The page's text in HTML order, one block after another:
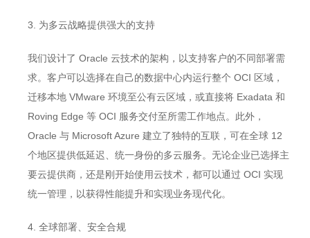
3. 为多云战略提供强大的支持
我们设计了 Oracle 云技术的架构，以支持客户的不同部署需
求。客户可以选择在自己的数据中心内运行整个 OCI 区域，
迁移本地 VMware 环境至公有云区域，或直接将 Exadata 和
Roving Edge 等 OCI 服务交付至所需工作地点。此外，
Oracle 与 Microsoft Azure 建立了独特的互联，可在全球 12
个地区提供低延迟、统一身份的多云服务。无论企业已选择主
要云提供商，还是刚开始使用云技术，都可以通过 OCI 实现
统一管理，以获得性能提升和实现业务现代化。
4. 全球部署、安全合规